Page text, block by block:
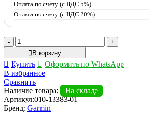
Оплата по счету (с НДС 5%)
Оплата по счету (с НДС 20%)
Количество
товара
Монитор
сердечного
ритма
(пульсометр)
Garmin
HRM
600
В корзину
Купить
Оформить по WhatsApp
В избранное
Сравнить
Наличие товара:
На складе
Артикул:010-13383-01
Бренд: Garmin